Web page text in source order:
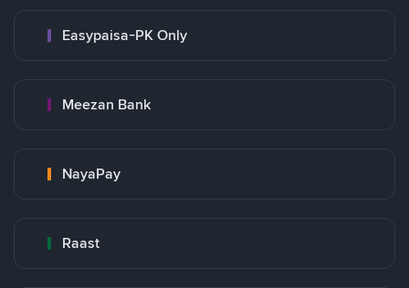
Easypaisa-PK Only
Meezan Bank
NayaPay
Raast